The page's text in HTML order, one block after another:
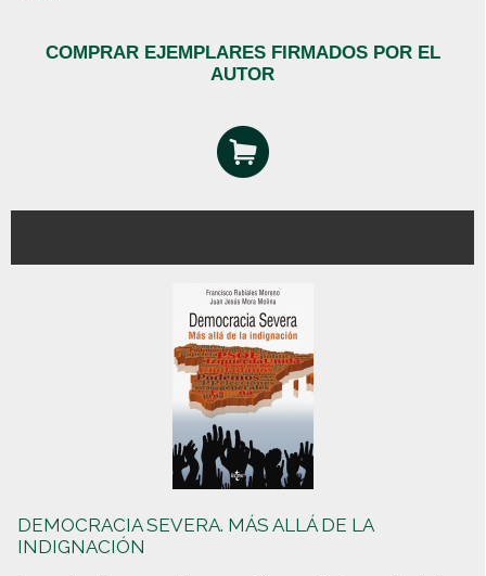
COMPRAR EJEMPLARES FIRMADOS POR EL
AUTOR
DEMOCRACIA SEVERA. MÁS ALLÁ DE LA
INDIGNACIÓN